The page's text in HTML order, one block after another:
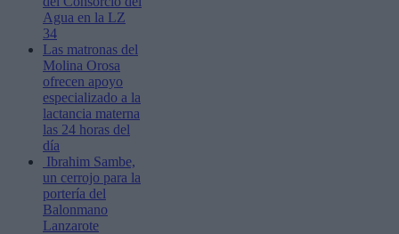
Agua en la LZ
34
Las matronas del
Molina Orosa
ofrecen apoyo
especializado a la
lactancia materna
las 24 horas del
día
Ibrahim Sambe,
un cerrojo para la
portería del
Balonmano
Lanzarote